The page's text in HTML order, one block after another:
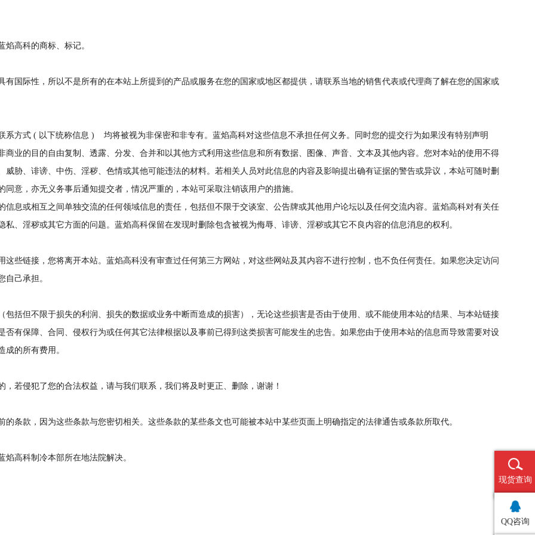
高科的商标、标记。
国际性，所以不是所有的在本站上所提到的产品或服务在您的国家或地区都提供，请联系当地的销售代表或代理商了解在您的国家或
系方式 ( 以下统称信息 ) 均将被视为非保密和非专有。蓝焰高科对这些信息不承担任何义务。同时您的提交行为如果没有特别声明
业的目的自由复制、透露、分发、合并和以其他方式利用这些信息和所有数据、图像、声音、文本及其他内容。您对本站的使用不得
胁、诽谤、中伤、淫秽、色情或其他可能违法的材料。若相关人员对此信息的内容及影响提出确有证据的警告或异议，本站可随时删
意，亦无义务事后通知提交者，情况严重的，本站可采取注销该用户的措施。
息或相互之间单独交流的任何领域信息的责任，包括但不限于交谈室、公告牌或其他用户论坛以及任何交流内容。蓝焰高科对有关任
、淫秽或其它方面的问题。蓝焰高科保留在发现时删除包含被视为侮辱、诽谤、淫秽或其它不良内容的信息消息的权利。
些链接，您将离开本站。蓝焰高科没有审查过任何第三方网站，对这些网站及其内容不进行控制，也不负任何责任。如果您决定访问
己承担。
括但不限于损失的利润、损失的数据或业务中断而造成的损害），无论这些损害是否由于使用、或不能使用本站的结果、与本站链接
有保障、合同、侵权行为或任何其它法律根据以及事前已得到这类损害可能发生的忠告。如果您由于使用本站的信息而导致需要对设
的所有费用。
若侵犯了您的合法权益，请与我们联系，我们将及时更正、删除，谢谢！
条款，因为这些条款与您密切相关。这些条款的某些条文也可能被本站中某些页面上明确指定的法律通告或条款所取代。
高科制冷本部所在地法院解决。
现货查询
QQ咨询